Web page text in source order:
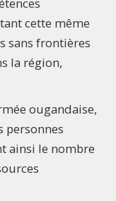
cette même
sans frontières
la région,
ougandaise,
personnes
ainsi le nombre